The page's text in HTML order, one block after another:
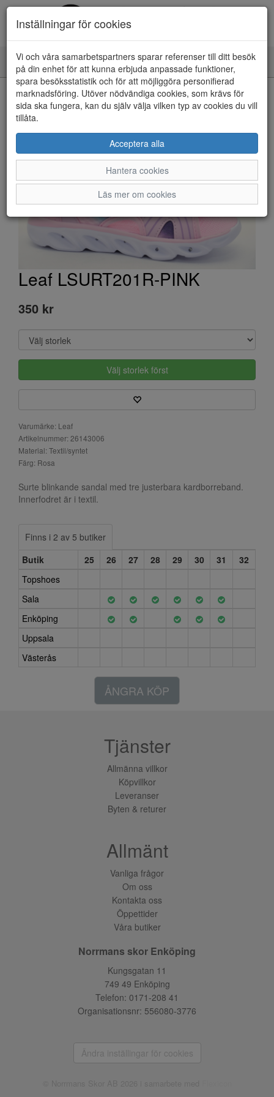
Toggle
navigation
HEM
Leaf LSURT201R-PINK
350 kr
Välj storlek först
Varumärke: Leaf
Artikelnummer: 26143006
Material: Textil/syntet
Färg: Rosa
Surte blinkande sandal med tre justerbara kardborreband.
Innerfodret är i textil.
Finns i 2 av 5 butiker
Butik
25 26 27 28 29 30 31
32
Topshoes
Sala
Enköping
Uppsala
Västerås
ÅNGRA KÖP
Inställningar för cookies
Vi och våra samarbetspartners sparar referenser till ditt besök
på din enhet för att kunna erbjuda anpassade funktioner,
spara besöksstatistik och för att möjliggöra personifierad
marknadsföring. Utöver nödvändiga cookies, som krävs för
sida ska fungera, kan du själv välja vilken typ av cookies du vill
tillåta.
Acceptera alla
Hantera cookies
Läs mer om cookies
Tjänster
Allmänna villkor
Köpvillkor
Leveranser
Byten & returer
Allmänt
Vanliga frågor
Om oss
Kontakta oss
Öppettider
Våra butiker
Norrmans skor Enköping
Kungsgatan 11
749 49 Enköping
Telefon: 0171-208 41
Organisationsnr: 556080-3776
Ändra inställingar för cookies